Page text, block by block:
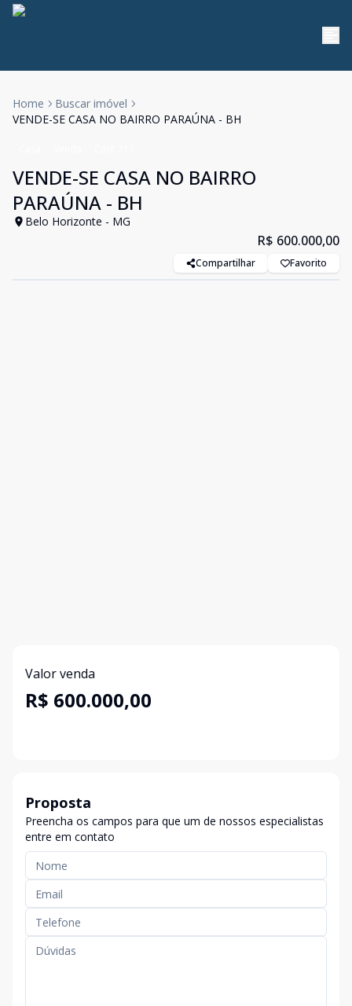
Home
Buscar imóvel
VENDE-SE CASA NO BAIRRO PARAÚNA - BH
VENDE-SE CASA NO BAIRRO
PARAÚNA - BH
Belo Horizonte - MG
R$ 600.000,00
Compartilhar Favorito
Valor venda
R$ 600.000,00
Proposta
Preencha os campos para que um de nossos especialistas
entre em contato